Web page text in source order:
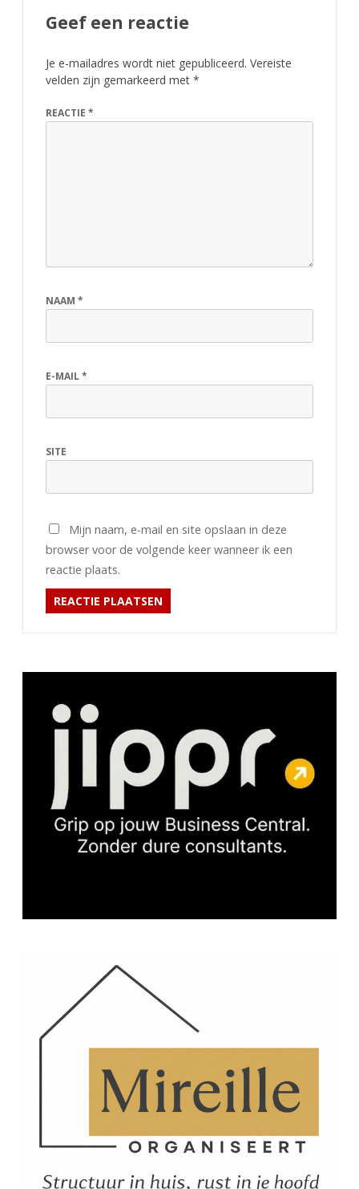
Geef een reactie
Je e-mailadres wordt niet gepubliceerd. Vereiste
velden zijn gemarkeerd met *
REACTIE *
NAAM *
E-MAIL*
SITE
Mijn naam, e-mail en site opslaan in deze
browser voor de volgende keer wanneer ik een
reactie plaats.